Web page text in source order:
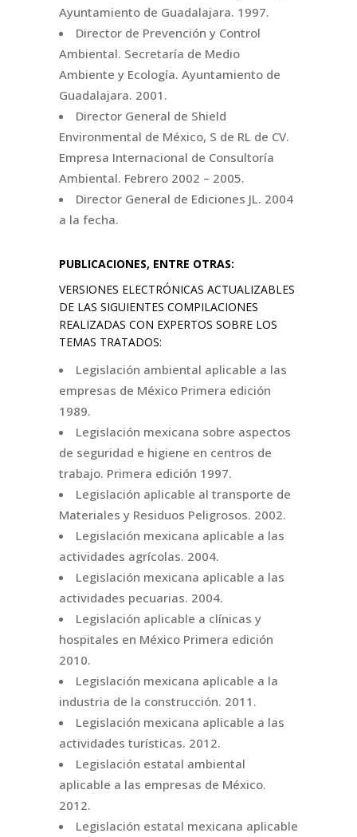
Ayuntamiento de Guadalajara. 1997.
Director de Prevención y Control
Ambiental. Secretaría de Medio
Ambiente y Ecología. Ayuntamiento de
Guadalajara. 2001.
Director General de Shield
Environmental de México, S de RL de CV.
Empresa Internacional de Consultoría
Ambiental. Febrero 2002 – 2005.
Director General de Ediciones JL. 2004
a la fecha.
PUBLICACIONES, ENTRE OTRAS:
VERSIONES ELECTRÓNICAS ACTUALIZABLES
DE LAS SIGUIENTES COMPILACIONES
REALIZADAS CON EXPERTOS SOBRE LOS
TEMAS TRATADOS:
Legislación ambiental aplicable a las
empresas de México Primera edición
1989.
Legislación mexicana sobre aspectos
de seguridad e higiene en centros de
trabajo. Primera edición 1997.
Legislación aplicable al transporte de
Materiales y Residuos Peligrosos. 2002.
Legislación mexicana aplicable a las
actividades agrícolas. 2004.
Legislación mexicana aplicable a las
actividades pecuarias. 2004.
Legislación aplicable a clínicas y
hospitales en México Primera edición
2010.
Legislación mexicana aplicable a la
industria de la construcción. 2011.
Legislación mexicana aplicable a las
actividades turísticas. 2012.
Legislación estatal ambiental
aplicable a las empresas de México.
2012.
Legislación estatal mexicana aplicable